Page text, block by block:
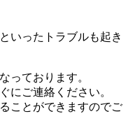
いったトラブルも起き
っております。
にご連絡ください。
ことができますのでご